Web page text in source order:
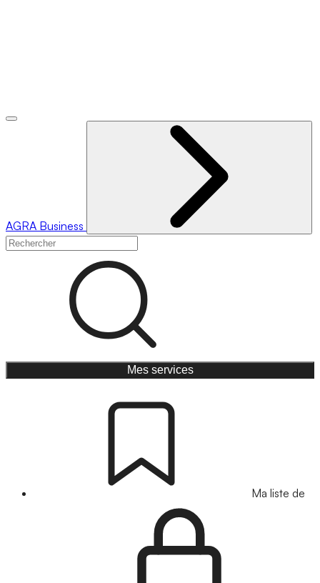
AGRA Business
Mes services
Ma liste de